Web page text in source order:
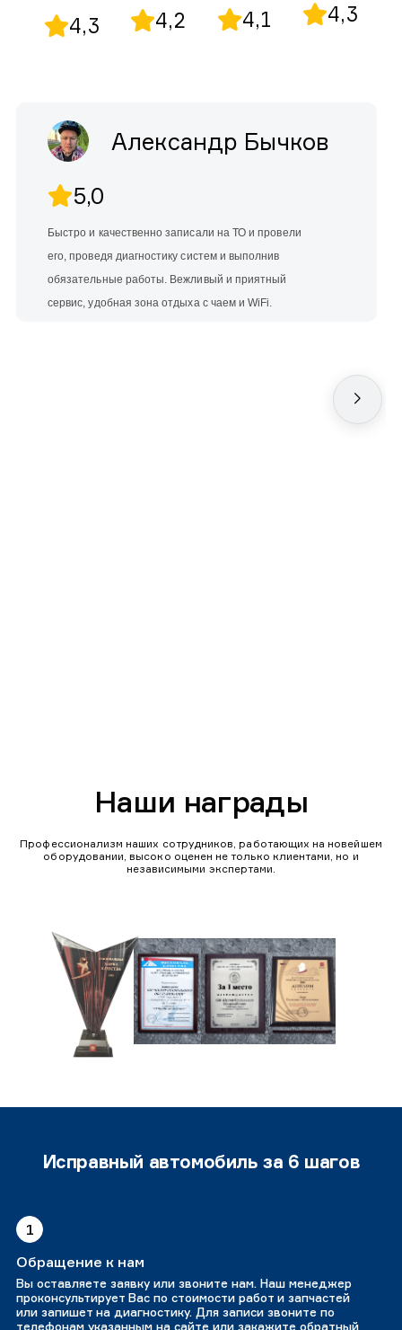
4,3 4,2 4,1 4,3
Александр Бычков
5,0
Быстро и качественно записали на ТО и провели
его, проведя диагностику систем и выполнив
обязательные работы. Вежливый и приятный
сервис, удобная зона отдыха с чаем и WiFi.
Наши награды
Профессионализм наших сотрудников, работающих на новейшем
оборудовании, высоко оценен не только клиентами, но и
независимыми экспертами.
Исправный автомобиль за 6 шагов
1
Обращение к нам
Вы оставляете заявку или звоните нам. Наш менеджер
проконсультирует Вас по стоимости работ и запчастей
или запишет на диагностику. Для записи звоните по
телефонам указанным на сайте или закажите обратный